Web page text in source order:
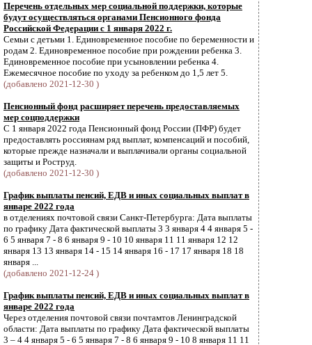
Перечень отдельных мер социальной поддержки, которые
будут осуществляться органами Пенсионного фонда
Российской Федерации с 1 января 2022 г.
Семьи с детьми 1. Единовременное пособие по беременности и
родам 2. Единовременное пособие при рождении ребенка 3.
Единовременное пособие при усыновлении ребенка 4.
Ежемесячное пособие по уходу за ребенком до 1,5 лет 5.
(добавлено 2021-12-30 )
Пенсионный фонд расширяет перечень предоставляемых
мер соцподдержки
С 1 января 2022 года Пенсионный фонд России (ПФР) будет
предоставлять россиянам ряд выплат, компенсаций и пособий,
которые прежде назначали и выплачивали органы социальной
защиты и Роструд.
(добавлено 2021-12-30 )
График выплаты пенсий, ЕДВ и иных социальных выплат в
январе 2022 года
в отделениях почтовой связи Санкт-Петербурга: Дата выплаты
по графику Дата фактической выплаты 3 3 января 4 4 января 5 -
6 5 января 7 - 8 6 января 9 - 10 10 января 11 11 января 12 12
января 13 13 января 14 - 15 14 января 16 - 17 17 января 18 18
января ...
(добавлено 2021-12-24 )
График выплаты пенсий, ЕДВ и иных социальных выплат в
январе 2022 года
Через отделения почтовой связи почтамтов Ленинградской
области: Дата выплаты по графику Дата фактической выплаты
3 – 4 4 января 5 - 6 5 января 7 - 8 6 января 9 - 10 8 января 11 11